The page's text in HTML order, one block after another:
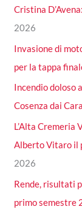
Cristina
2026
Invasione di
per la tappa
Incendio doloso
Cosenza dai
L’Alta Cremeria
Alberto Vitaro il
2026
Rende, risultati
primo semestre